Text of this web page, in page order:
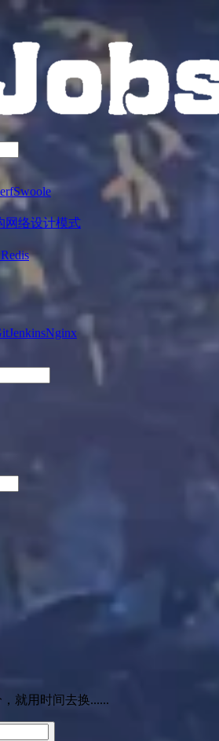
Swoole
网络设计模式
Redis
JenkinsNginx
就用时间去换......